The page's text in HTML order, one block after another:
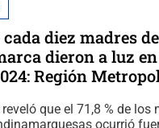
diez madres de
dieron a luz
Región
que el 71,8 % de los
ocurrió